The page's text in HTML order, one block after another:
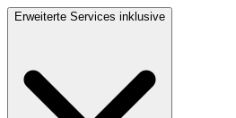
Erweiterte Services inklusive